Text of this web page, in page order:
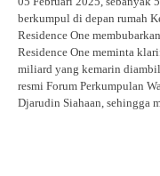
berkumpul di depan rumah
Residence One
Residence One meminta
miliard yang kemarin
resmi Forum Perkumpulan
Djarudin Siahaan, sehingga